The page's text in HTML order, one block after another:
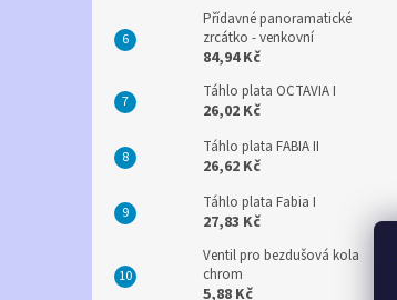
Přídavné panoramatické
zrcátko - venkovní
84,94 Kč
Táhlo plata OCTAVIA I
26,02 Kč
Táhlo plata FABIA II
26,62 Kč
Táhlo plata Fabia I
27,83 Kč
Ventil pro bezdušová kola
chrom
5,88 Kč